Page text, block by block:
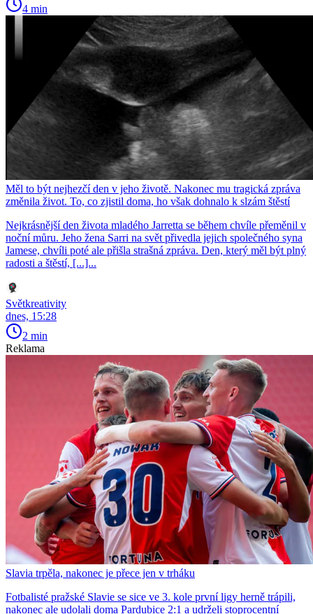
4 min
Měl to být nejhezčí den v jeho životě. Nakonec mu tragická zpráva
změnila život. To, co zjistil doma, ho však dohnalo k slzám štěstí
Nejkrásnější den života mladého Jarretta se během chvíle přeměnil v
noční můru. Jeho žena Sarri na svět přivedla jejich společného syna
Jamese, chvíli poté ale přišla strašná zpráva. Den, který měl být plný
radosti a štěstí, [...]...
Světkreativity
dnes, 15:28
2 min
Reklama
Slavia trpěla, nakonec je přece jen v trháku
Fotbalisté pražské Slavie se sice ve 3. kole první ligy herně trápili,
nakonec ale udolali doma Pardubice 2:1 a udrželi stoprocentní